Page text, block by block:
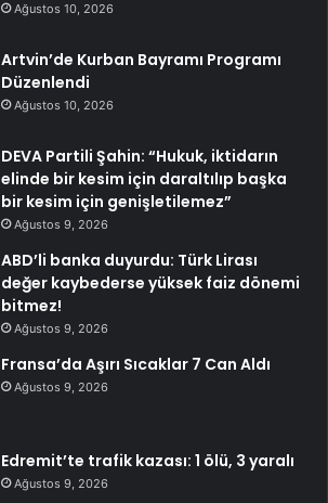
Ağustos 10, 2026
Artvin’de Kurban Bayramı Programı
Düzenlendi
Ağustos 10, 2026
DEVA Partili Şahin: “Hukuk, iktidarın
elinde bir kesim için daraltılıp başka
bir kesim için genişletilemez”
Ağustos 9, 2026
ABD’li banka duyurdu: Türk Lirası
değer kaybederse yüksek faiz dönemi
bitmez!
Ağustos 9, 2026
Fransa’da Aşırı Sıcaklar 7 Can Aldı
Ağustos 9, 2026
Edremit’te trafik kazası: 1 ölü, 3 yaralı
Ağustos 9, 2026